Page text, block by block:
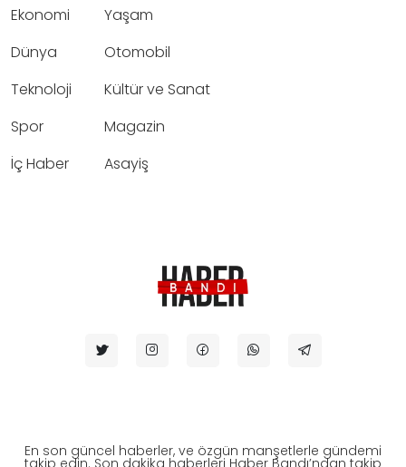
Ekonomi
Dünya
Teknoloji
Spor
İç Haber
Yaşam
Otomobil
Kültür ve Sanat
Magazin
Asayiş
En son güncel haberler, ve özgün manşetlerle gündemi
takip edin. Son dakika haberleri Haber Bandı’ndan takip